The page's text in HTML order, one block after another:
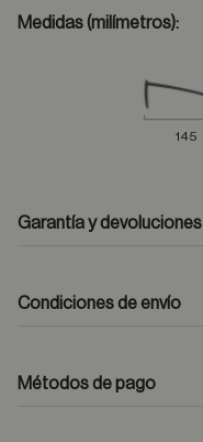
Medidas (milímetros):
145
Garantía y devoluciones
Condiciones de envío
Métodos de pago